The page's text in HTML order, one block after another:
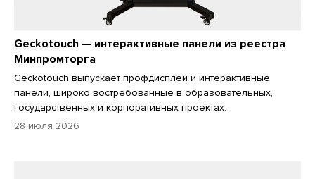
Geckotouch — интерактивные панели из реестра
Минпромторга
Geckotouch выпускает профдисплеи и интерактивные
панели, широко востребованные в образовательных,
государственных и корпоративных проектах.
28 июля 2026